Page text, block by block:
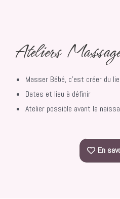
Ateliers
Masser Bébé, c’est créer du
Dates et lieu à définir
Atelier possible avant la
En